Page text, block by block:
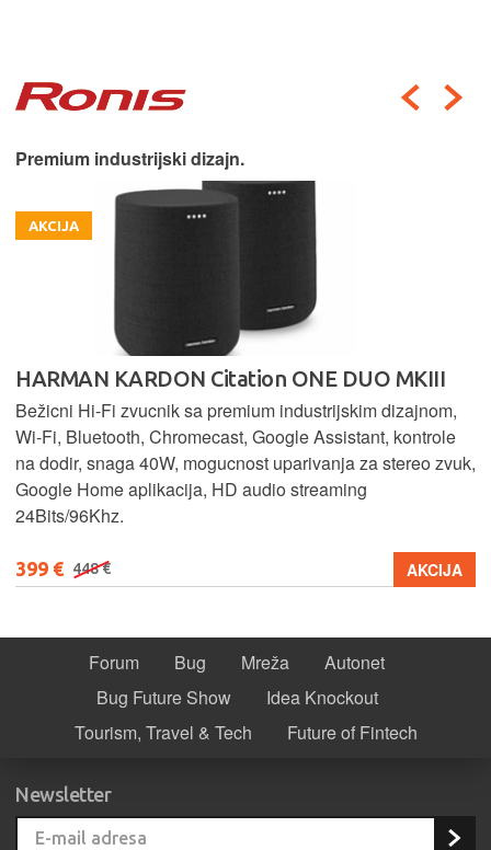
Premium industrijski dizajn.
AKCIJA
HARMAN KARDON Citation ONE DUO MKIII
Bežicni Hi-Fi zvucnik sa premium industrijskim dizajnom,
Wi-Fi, Bluetooth, Chromecast, Google Assistant, kontrole
na dodir, snaga 40W, mogucnost uparivanja za stereo zvuk,
Google Home aplikacija, HD audio streaming
24Bits/96Khz.
399 € 448 € AKCIJA
Forum Bug Mreža
Autonet
Bug Future Show
Idea Knockout
Tourism, Travel & Tech
Future of Fintech
Newsletter